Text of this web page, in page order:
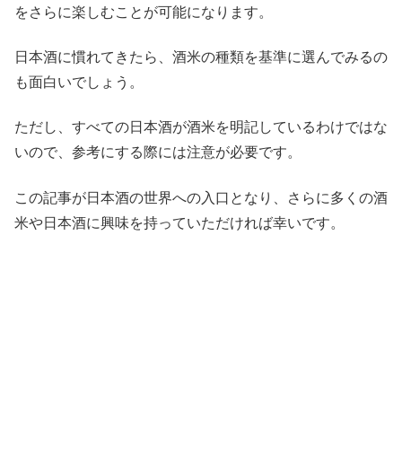
をさらに楽しむことが可能になります。
日本酒に慣れてきたら、酒米の種類を基準に選んでみるの
も面白いでしょう。
ただし、すべての日本酒が酒米を明記しているわけではな
いので、参考にする際には注意が必要です。
この記事が日本酒の世界への入口となり、さらに多くの酒
米や日本酒に興味を持っていただければ幸いです。